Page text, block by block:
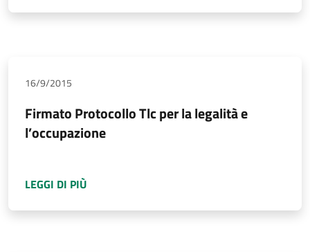
16/9/2015
Firmato Protocollo Tlc per la legalità e
l’occupazione
LEGGI DI PIÙ